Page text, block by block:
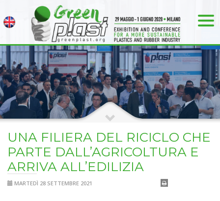
UNA FILIERA DEL RICICLO CHE
PARTE DALL’AGRICOLTURA E
ARRIVA ALL’EDILIZIA
MARTEDÌ 28 SETTEMBRE 2021